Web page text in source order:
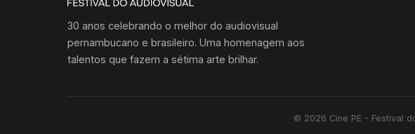
30 anos celebrando o melhor do audiovisual
pernambucano e brasileiro. Uma homenagem aos
talentos que fazem a sétima arte brilhar.
© 2026 Cine PE - Festival